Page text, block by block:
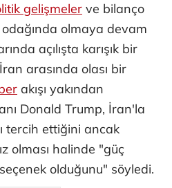
gelişmeler ve bilanço
odağında olmaya devam
açılışta karışık bir
arasında olası bir
akışı yakından
Donald Trump, İran'la
tercih ettiğini ancak
olması halinde "güç
olduğunu" söyledi.